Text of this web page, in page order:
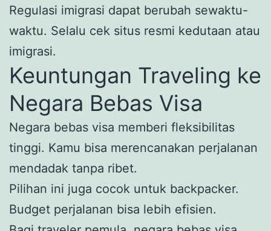
Regulasi imigrasi dapat berubah sewaktu-
waktu. Selalu cek situs resmi kedutaan atau
imigrasi.
Keuntungan Traveling ke
Negara Bebas Visa
Negara bebas visa memberi fleksibilitas
tinggi. Kamu bisa merencanakan perjalanan
mendadak tanpa ribet.
Pilihan ini juga cocok untuk backpacker.
Budget perjalanan bisa lebih efisien.